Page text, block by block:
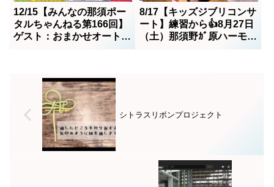
12/15【みんなの那須ポー
タルちゃんねる第166回】
ゲスト：おまかせオート石
川社長・おまかせほぐし堂
8/17【キッズジブリコンサ
ート】練習から👍8月27日
（土）那須野ｶﾞ原ハーモニ
シトラスリボンプロジェクト